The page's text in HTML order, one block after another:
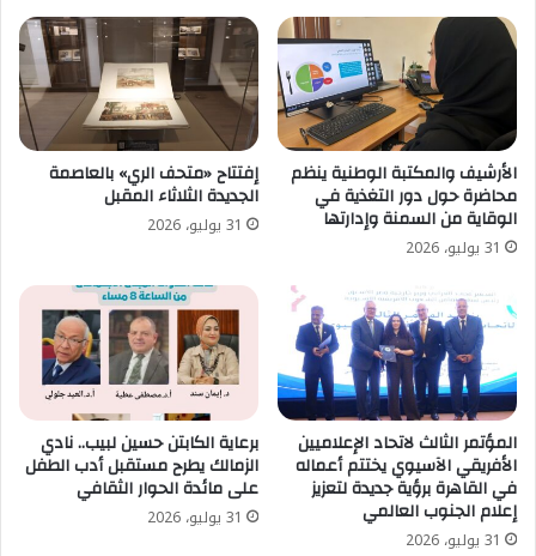
الأرشيف والمكتبة الوطنية ينظم
محاضرة حول دور التغذية في
الوقاية من السمنة وإدارتها
31 يوليو، 2026
إفتتاح «متحف الري» بالعاصمة
الجديدة الثلاثاء المقبل
31 يوليو، 2026
المؤتمر الثالث لاتحاد الإعلاميين
الأفريقي الآسيوي يختتم أعماله
في القاهرة برؤية جديدة لتعزيز
إعلام الجنوب العالمي
31 يوليو، 2026
برعاية الكابتن حسين لبيب.. نادي
الزمالك يطرح مستقبل أدب الطفل
على مائدة الحوار الثقافي
31 يوليو، 2026